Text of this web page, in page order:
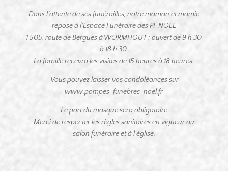
Dans l’attente de ses funérailles, notre maman et mamie
repose à l’Espace Funéraire des PF NOEL
1 505, route de Bergues à WORMHOUT ; ouvert de 9 h 30
à 18 h 30.
La famille recevra les visites de 15 heures à 18 heures.
Vous pouvez laisser vos condoléances sur
www.pompes-funebres-noel.fr
Le port du masque sera obligatoire.
Merci de respecter les règles sanitaires en vigueur au
salon funéraire et à l’église.